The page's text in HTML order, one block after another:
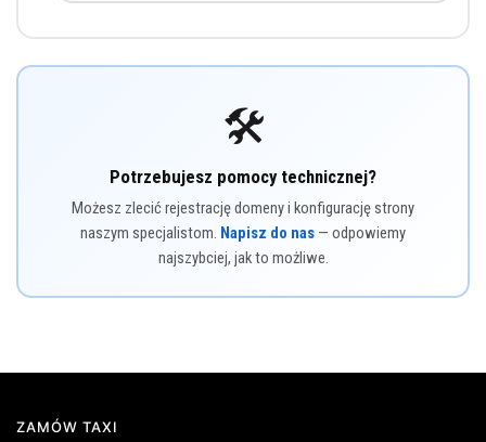
🛠️
Potrzebujesz pomocy technicznej?
Możesz zlecić rejestrację domeny i konfigurację strony
naszym specjalistom. Napisz do nas — odpowiemy
najszybciej, jak to możliwe.
ZAMÓW TAXI